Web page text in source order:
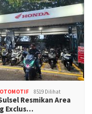
OTOMOTIF 8519 Dilihat
Resmikan Area
Exclus…